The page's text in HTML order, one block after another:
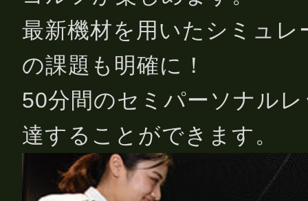
最新機材を用いたシミュ
の課題も明確に！
50分間のセミパーソナル
達することができます。